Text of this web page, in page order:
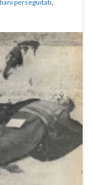
perseguitati,